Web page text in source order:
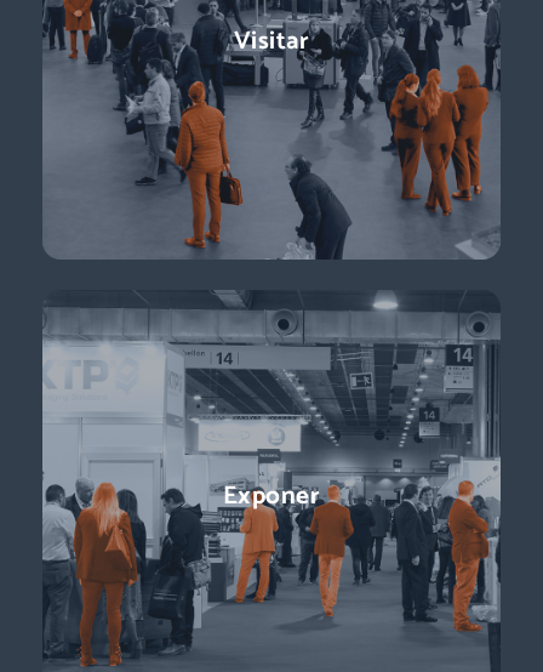
Visitar
Exponer
Logistics & Automation es la feria líder en España, el evento
referente para conocer a los decisores de compras:
directores de logística, directores de compras, responsables
de e-commerce … + de 11.000 profesionales para impulsar tu
Descubre más
Conferencias
¡Ponentes líderes, presentaciones centradas en temas de
actualidad y perspectivas sobre el futuro del sector que
están a la vuelta de la esquina!
Descubre más